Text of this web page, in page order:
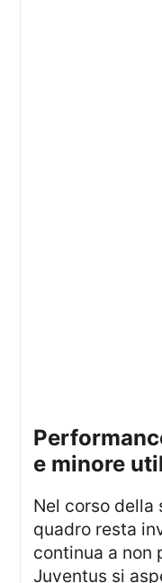
performance sotto aspettativa
e minore
Nel corso della stagione attuale, il
quadro resta
continua a non
Juventus si